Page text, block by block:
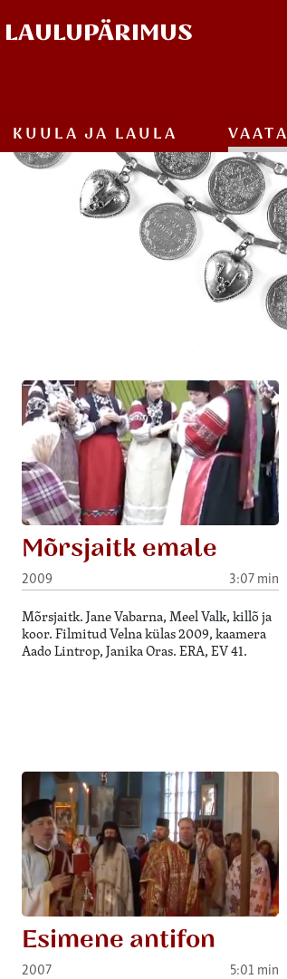
LAULUPÄRIMUS
KUULA JA LAULA VAATA
Mõrsjaitk emale
2009 3:07 min
Mõrsjaitk. Jane Vabarna, Meel Valk, killõ ja
koor. Filmitud Velna külas 2009, kaamera
Aado Lintrop, Janika Oras. ERA, EV 41.
Esimene antifon
2007
5:01 min